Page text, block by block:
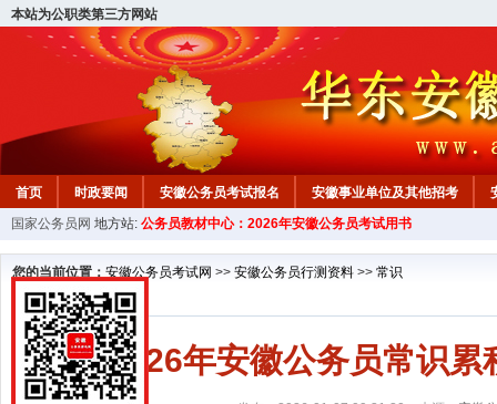
本站为公职类第三方网站
首页 时政要闻 安徽公务员考试报名 安徽事业单位及其他招考
安徽公务员行测试题 在线咨询 教材中心
国家公务员网 地方站: 公务员教材中心：2026年安徽公务员考试用书
您的当前位置： 安徽公务员考试网 >> 安徽公务员行测资料 >> 常识
2026年安徽公务员常识